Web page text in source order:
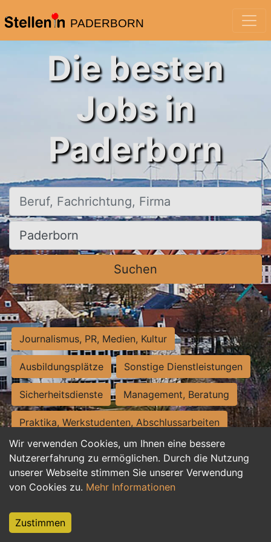
PADERBORN
Wir verwenden Cookies, um Ihnen eine bessere
Nutzererfahrung zu ermöglichen. Durch die Nutzung
unserer Webseite stimmen Sie unserer Verwendung
von Cookies zu. Mehr Informationen
Zustimmen
Die besten
Jobs in
Paderborn
Beruf, Fachrichtung, Firma
Ort, Stadt
Suchen
Journalismus, PR, Medien, Kultur
Ausbildungsplätze Sonstige Dienstleistungen
Sicherheitsdienste Management, Beratung
Praktika, Werkstudenten, Abschlussarbeiten
Personalwesen Assistenz, Sekretariat
Hilfskräfte, Aushilfs- und Nebenjobs
Weiterbildung, Studium, duale Ausbildung